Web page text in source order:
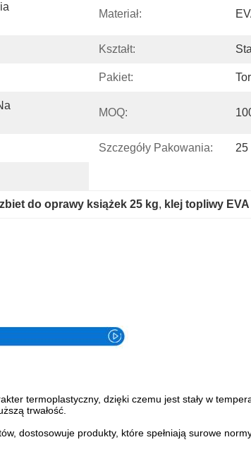
Materiał:
Kształt:
Pakiet:
MOQ:
Szczegóły Pakowania:
do oprawy książek 25 kg, klej topliwy EVA
termoplastyczny, dzięki czemu jest stały w
trwałość.
dostosowuje produkty, które spełniają surowe